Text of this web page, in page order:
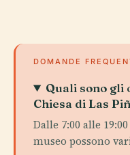
DOMANDE
Quali sono gli
Chiesa di Las
Dalle 7:00 alle
museo possono